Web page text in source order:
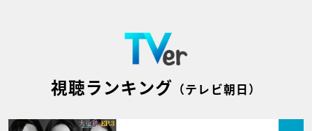
視聴ランキング （テレビ朝日）